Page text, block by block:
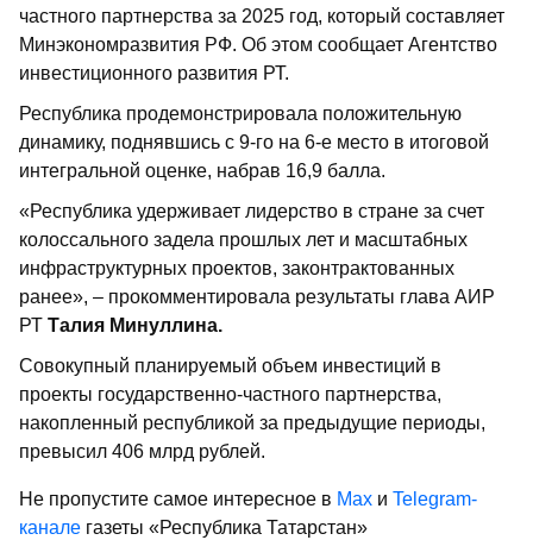
частного партнерства за 2025 год, который составляет
Минэкономразвития РФ. Об этом сообщает Агентство
инвестиционного развития РТ.
Республика продемонстрировала положительную
динамику, поднявшись с 9-го на 6-е место в итоговой
интегральной оценке, набрав 16,9 балла.
«Республика удерживает лидерство в стране за счет
колоссального задела прошлых лет и масштабных
инфраструктурных проектов, законтрактованных
ранее», – прокомментировала результаты глава АИР
РТ Талия Минуллина.
Совокупный планируемый объем инвестиций в
проекты государственно-частного партнерства,
накопленный республикой за предыдущие периоды,
превысил 406 млрд рублей.
Не пропустите самое интересное в Max и Telegram-
канале газеты «Республика Татарстан»